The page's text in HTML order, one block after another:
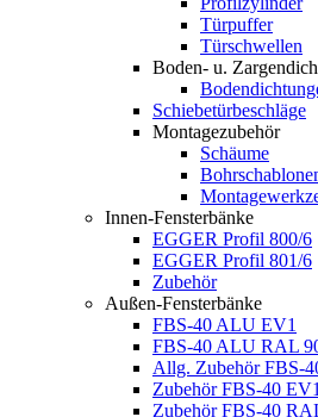
Türpuffer
Türschwellen
Boden- u.
Schiebetürbeschläge
Montagezubehör
Schäume
Innen-Fensterbänke
EGGER Profil 800/6
EGGER Profil 801/6
Zubehör
Außen-Fensterbänke
FBS-40 ALU EV1
FBS-40 ALU RAL
Allg. Zubehör FBS-
Zubehör FBS-40 EV1
Zubehör FBS-40